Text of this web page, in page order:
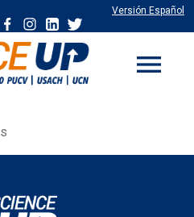
Versión Español
menu